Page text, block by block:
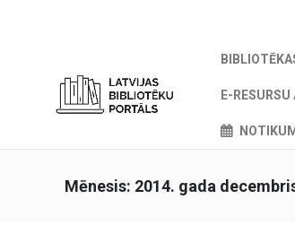
E-
NOTIKUMI
Mēnesis: 2014. gada